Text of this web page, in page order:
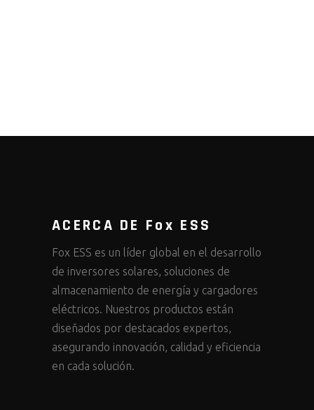
ACERCA DE Fox ESS
Fox ESS es un líder global en el desarrollo
de inversores solares, soluciones de
almacenamiento de energía y cargadores
eléctricos. Nuestros productos están
diseñados por destacados expertos,
asegurando innovación, calidad y eficiencia
en cada solución.